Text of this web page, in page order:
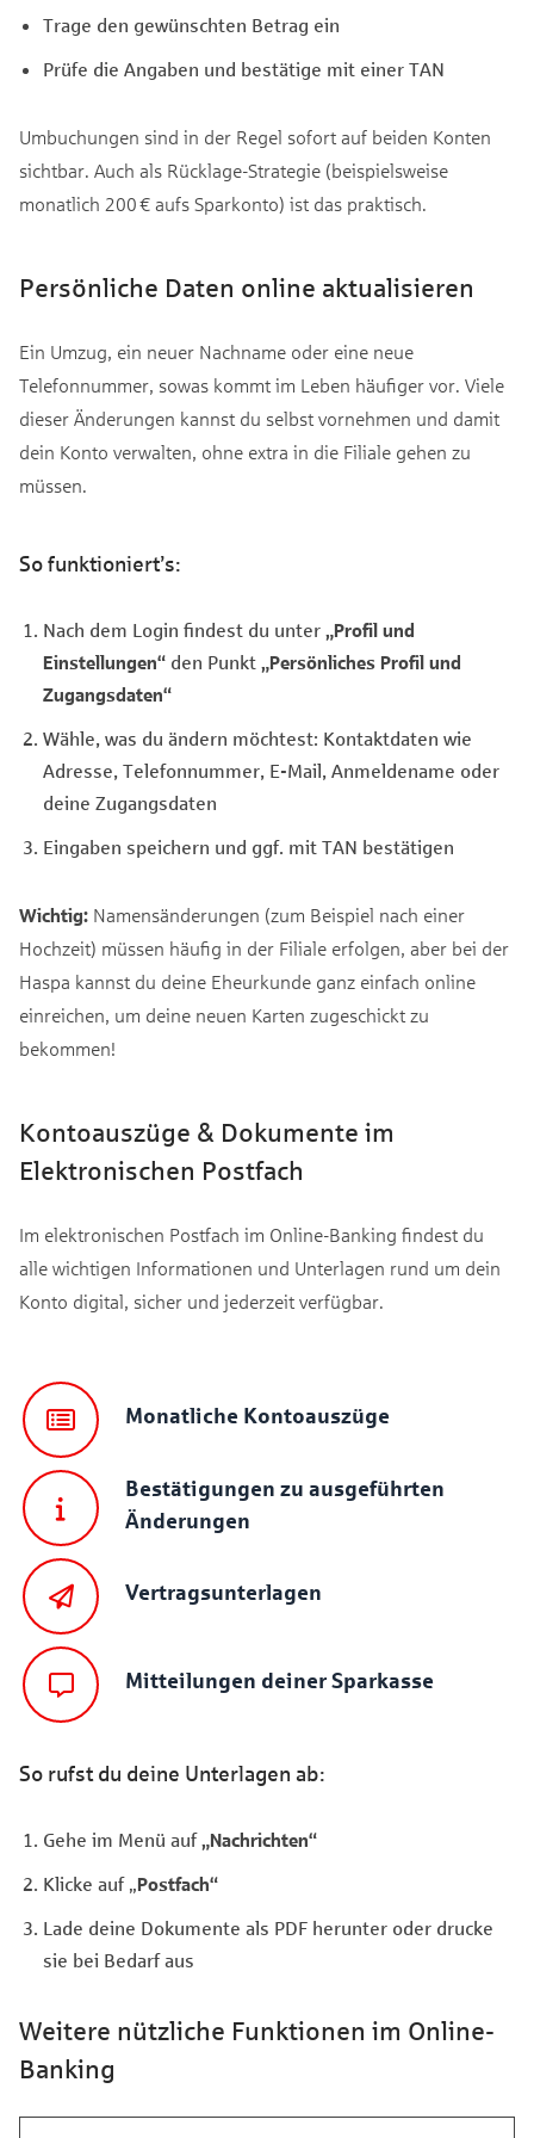
Trage den gewünschten Betrag ein
Prüfe die Angaben und bestätige mit einer TAN
Umbuchungen sind in der Regel sofort auf beiden Konten
sichtbar. Auch als Rücklage-Strategie (beispielsweise
monatlich 200 € aufs Sparkonto) ist das praktisch.
Persönliche Daten online aktualisieren
Ein Umzug, ein neuer Nachname oder eine neue
Telefonnummer, sowas kommt im Leben häufiger vor. Viele
dieser Änderungen kannst du selbst vornehmen und damit
dein Konto verwalten, ohne extra in die Filiale gehen zu
müssen.
So funktioniert’s:
Nach dem Login findest du unter „Profil und
Einstellungen“ den Punkt „Persönliches Profil und
Zugangsdaten“
Wähle, was du ändern möchtest: Kontaktdaten wie
Adresse, Telefonnummer, E-Mail, Anmeldename oder
deine Zugangsdaten
Eingaben speichern und ggf. mit TAN bestätigen
Wichtig: Namensänderungen (zum Beispiel nach einer
Hochzeit) müssen häufig in der Filiale erfolgen, aber bei der
Haspa kannst du deine Eheurkunde ganz einfach online
einreichen, um deine neuen Karten zugeschickt zu
bekommen!
Kontoauszüge & Dokumente im
Elektronischen Postfach
Im elektronischen Postfach im Online-Banking findest du
alle wichtigen Informationen und Unterlagen rund um dein
Konto digital, sicher und jederzeit verfügbar.
Monatliche Kontoauszüge
Bestätigungen zu ausgeführten
Änderungen
Vertragsunterlagen
Mitteilungen deiner Sparkasse
So rufst du deine Unterlagen ab:
Gehe im Menü auf„Nachrichten“
Klicke auf „Postfach“
Lade deine Dokumente als PDF herunter oder drucke
sie bei Bedarf aus
Weitere nützliche Funktionen im Online-
Banking